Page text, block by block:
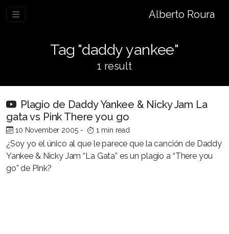
Alberto Roura
Tag "daddy yankee"
1 result
Plagio de Daddy Yankee & Nicky Jam La
gata vs Pink There you go
10 November 2005 - 1 min read
¿Soy yo el único al que le parece que la canción de Daddy
Yankee & Nicky Jam “La Gata” es un plagio a “There you
go” de Pink?